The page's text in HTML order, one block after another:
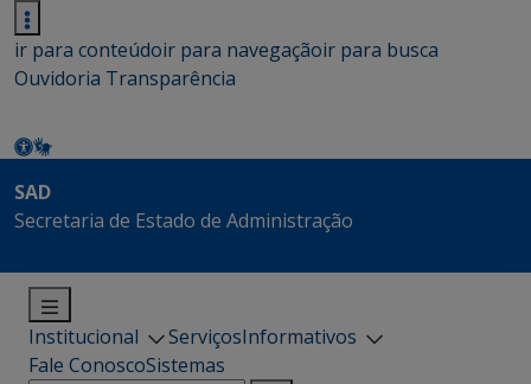
ir para conteúdoir para navegaçãoir para busca
Ouvidoria Transparência
SAD
Secretaria de Estado de Administração
Institucional ServiçosInformativos
Fale ConoscoSistemas